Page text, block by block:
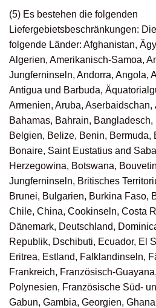
(5) Es bestehen die folgenden
Liefergebietsbeschränkungen:
folgende Länder: Afghanistan,
Algerien, Amerikanisch-Samoa,
Jungferninseln, Andorra, Angola,
Antigua und Barbuda,
Armenien, Aruba,
Bahamas, Bahrain,
Belgien, Belize, Benin, Bermuda,
Bonaire, Saint Eustatius and
Herzegowina, Botswana,
Jungferninseln, Britisches
Brunei, Bulgarien, Burkina Faso,
Chile, China, Cookinseln, Costa
Dänemark, Deutschland,
Republik, Dschibuti, Ecuador, El
Eritrea, Estland, Falklandinseln,
Frankreich, Französisch-
Polynesien, Französische Süd-
Gabun, Gambia, Georgien,